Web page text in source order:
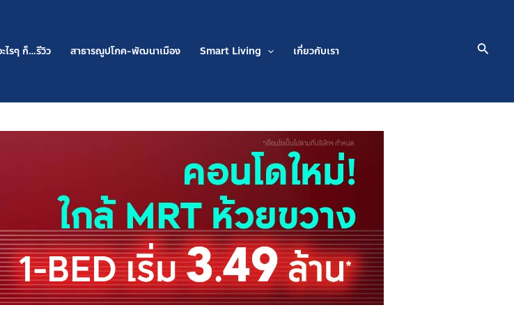
ไรๆ ก็…รีวิว สาธารณูปโภค-พัฒนาเมือง Smart Living เกี่ยวกับเรา